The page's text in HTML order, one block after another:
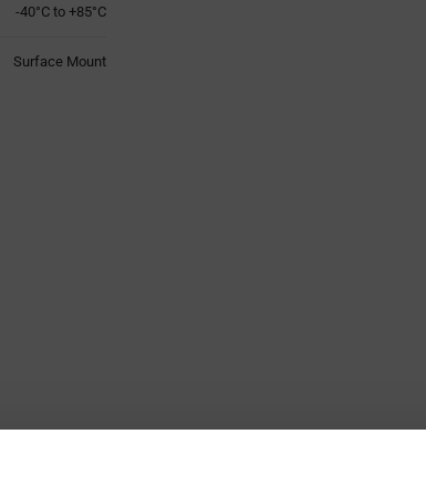
-40°C to +85°C
Surface Mount